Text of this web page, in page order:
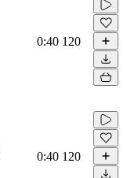
0:40 120
0:40 120